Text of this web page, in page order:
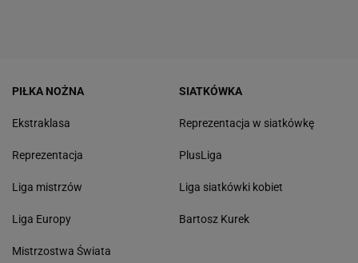
PIŁKA NOŻNA
Ekstraklasa
Reprezentacja
Liga mistrzów
Liga Europy
Mistrzostwa Świata
SIATKÓWKA
Reprezentacja w siatkówkę
PlusLiga
Liga siatkówki kobiet
Bartosz Kurek